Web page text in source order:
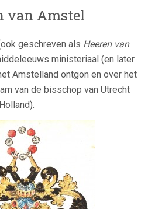
van Amstel
geschreven als Heeren van
ministeriaal (en later
Amstelland ontgon en over het
van de bisschop van Utrecht